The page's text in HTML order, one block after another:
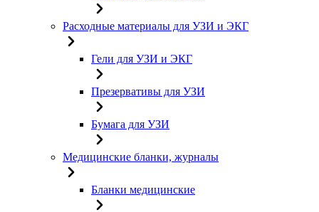
Расходные материалы для УЗИ и ЭКГ
Гели для УЗИ и ЭКГ
Презервативы для УЗИ
Бумага для УЗИ
Медицинские бланки, журналы
Бланки медицинские